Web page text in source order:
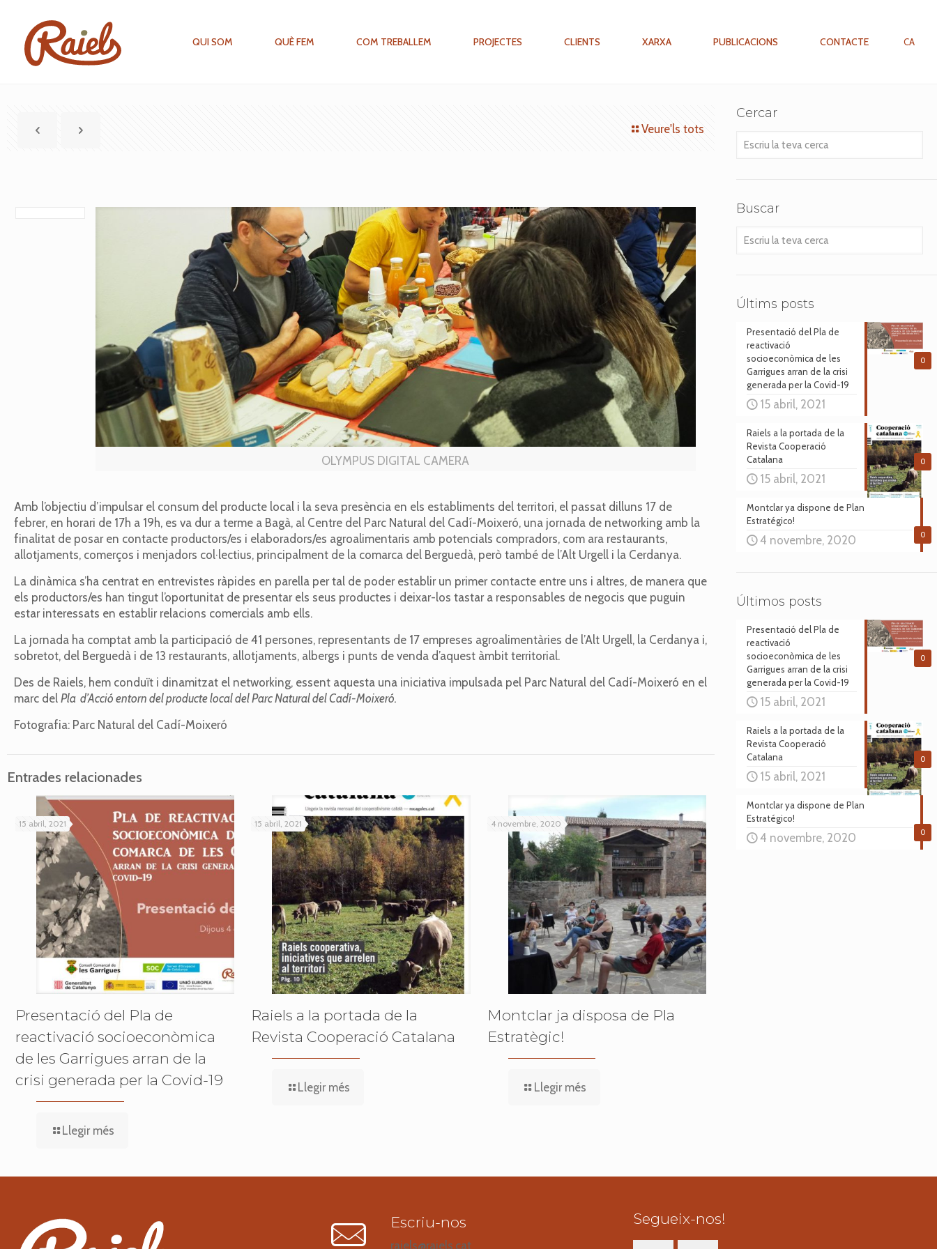
QUI SOM QUÈ FEM COM TREBALLEM PROJECTES CLIENTS XARXA PUBLICACIONS CONTACTE CA
Veure'ls tots
OLYMPUS DIGITAL CAMERA
Amb l’objectiu d’impulsar el consum del producte local i la seva presència en els establiments del territori, el passat dilluns 17 de
febrer, en horari de 17h a 19h, es va dur a terme a Bagà, al Centre del Parc Natural del Cadí-Moixeró, una jornada de networking amb la
finalitat de posar en contacte productors/es i elaboradors/es agroalimentaris amb potencials compradors, com ara restaurants,
allotjaments, comerços i menjadors col·lectius, principalment de la comarca del Berguedà, però també de l’Alt Urgell i la Cerdanya.
La dinàmica s’ha centrat en entrevistes ràpides en parella per tal de poder establir un primer contacte entre uns i altres, de manera que
els productors/es han tingut l’oportunitat de presentar els seus productes i deixar-los tastar a responsables de negocis que puguin
estar interessats en establir relacions comercials amb ells.
La jornada ha comptat amb la participació de 41 persones, representants de 17 empreses agroalimentàries de l’Alt Urgell, la Cerdanya i,
sobretot, del Berguedà i de 13 restaurants, allotjaments, albergs i punts de venda d’aquest àmbit territorial.
Des de Raiels, hem conduït i dinamitzat el networking, essent aquesta una iniciativa impulsada pel Parc Natural del Cadí-Moixeró en el
marc delPla d’Acció entorn del producte local del Parc Natural del Cadí-Moixeró.
Fotografia: Parc Natural del Cadí-Moixeró
Entrades relacionades
15 abril, 2021
Presentació del Pla de
reactivació socioeconòmica
de les Garrigues arran de la
crisi generada per la Covid-19
Llegir més
15 abril, 2021
Raiels a la portada de la
Revista Cooperació Catalana
Llegir més
4 novembre, 2020
Montclar ja disposa de Pla
Estratègic!
Llegir més
Cercar
Escriu
Buscar
Escriu
Últims posts
0
Presentació del Pla de
reactivació
socioeconòmica de les
Garrigues arran de la crisi
generada per la Covid-19
15 abril, 2021
0
Raiels a la portada de la
Revista Cooperació
Catalana
15 abril, 2021
0
Montclar ya dispone de Plan
Estratégico!
4 novembre, 2020
Últimos posts
0
Presentació del Pla de
reactivació
socioeconòmica de les
Garrigues arran de la crisi
generada per la Covid-19
15 abril, 2021
0
Raiels a la portada de la
Revista Cooperació
Catalana
15 abril, 2021
0
Montclar ya dispone de Plan
Estratégico!
4 novembre, 2020
Escriu-nos
raiels@raiels.cat
Segueix-nos!